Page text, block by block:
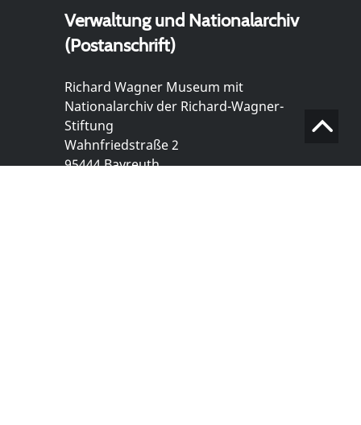
Verwaltung und Nationalarchiv
(Postanschrift)
Richard Wagner Museum mit
Nationalarchiv der Richard-Wagner-
Stiftung
Wahnfriedstraße 2
95444 Bayreuth